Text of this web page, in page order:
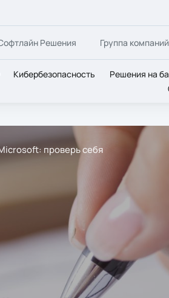
Решения Группа компаний
Кибербезопасность Решения на
проверь себя